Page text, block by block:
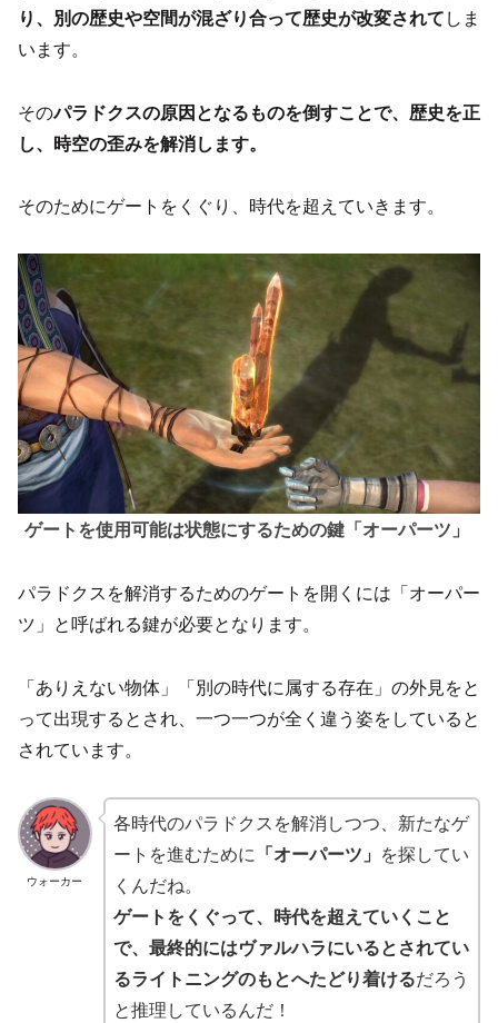
り、別の歴史や空間が混ざり合って歴史が改変されてしま
います。
そのパラドクスの原因となるものを倒すことで、歴史を正
し、時空の歪みを解消します。
そのためにゲートをくぐり、時代を超えていきます。
ゲートを使用可能は状態にするための鍵「オーパーツ」
パラドクスを解消するためのゲートを開くには「オーパー
ツ」と呼ばれる鍵が必要となります。
「ありえない物体」「別の時代に属する存在」の外見をと
って出現するとされ、一つ一つが全く違う姿をしていると
されています。
ウォーカー
各時代のパラドクスを解消しつつ、新たなゲ
ートを進むために 「オーパーツ」 を探してい
くんだね。
ゲートをくぐって、時代を超えていくこと
で、最終的にはヴァルハラにいるとされてい
るライトニングのもとへたどり着けるだろう
と推理しているんだ！